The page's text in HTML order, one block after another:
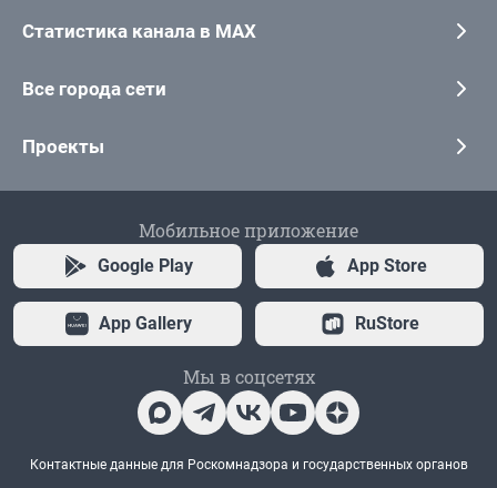
Статистика канала в MAX
Все города сети
Проекты
Мобильное приложение
Google Play App Store
App Gallery RuStore
Мы в соцсетях
Контактные данные для Роскомнадзора и государственных органов